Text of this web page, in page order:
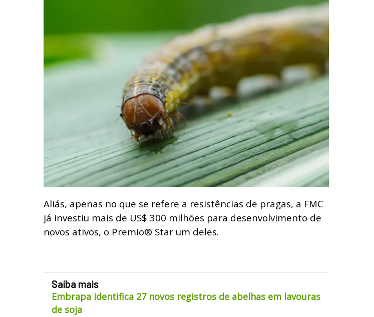
Aliás, apenas no que se refere a resistências de pragas, a FMC
já investiu mais de US$ 300 milhões para desenvolvimento de
novos ativos, o Premio® Star um deles.
Saiba mais
Embrapa identifica 27 novos registros de abelhas em lavouras
de soja